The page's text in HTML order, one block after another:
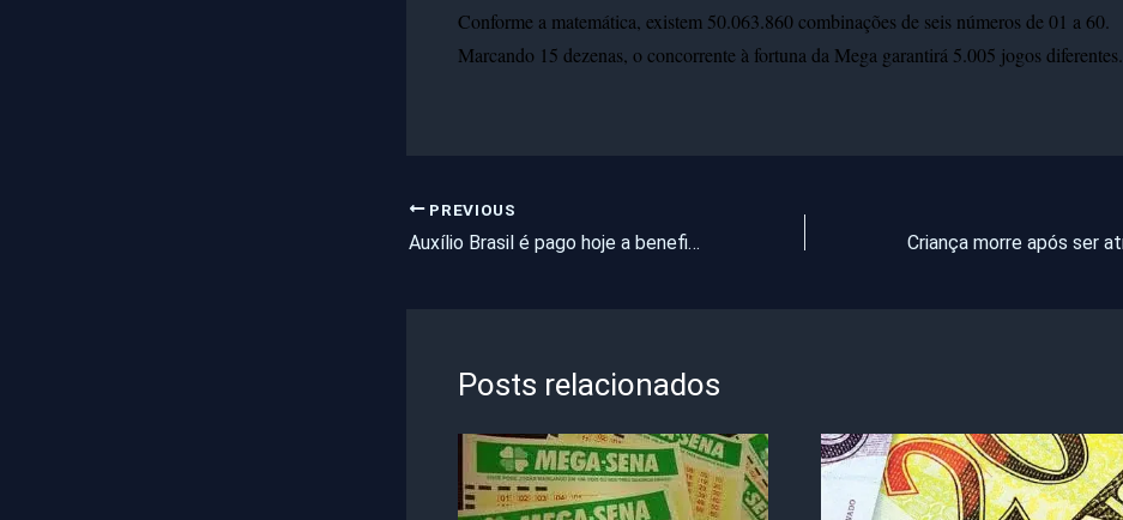
Conforme a matemática, existem 50.063.860 combinações de seis números de 01 a 60.
Marcando 15 dezenas, o concorrente à fortuna da Mega garantirá 5.005 jogos diferentes.
PREVIOUS
Auxílio Brasil é pago hoje a beneficiários com NIS final 1
Posts relacionados